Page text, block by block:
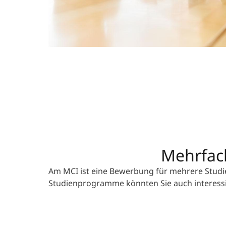
Am MCI ist eine Bewerbung für mehrere
Studienprogramme könnten Sie auch